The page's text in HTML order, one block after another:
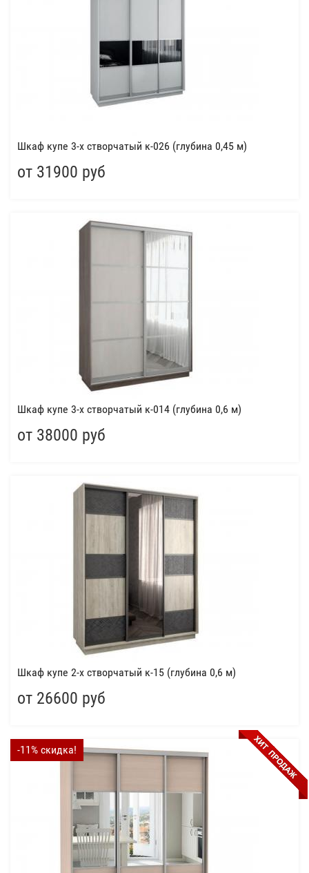
Шкаф купе 3-х створчатый к-026 (глубина 0,45 м)
от 31900 руб
Шкаф купе 3-х створчатый к-014 (глубина 0,6 м)
от 38000 руб
Шкаф купе 2-х створчатый к-15 (глубина 0,6 м)
от 26600 руб
-11% скидка!